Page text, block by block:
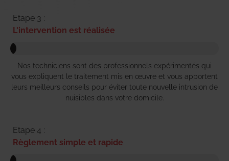
Etape 3 :
L'intervention est réalisée
Nos techniciens sont des professionnels expérimentés qui
vous expliquent le traitement mis en œuvre et vous apportent
leurs meilleurs conseils pour éviter toute nouvelle intrusion de
nuisibles dans votre domicile.
Etape 4 :
Règlement simple et rapide